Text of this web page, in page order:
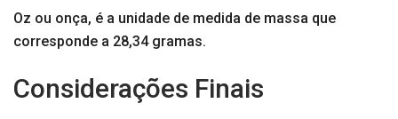
Oz ou onça, é a unidade de medida de massa que
corresponde a 28,34 gramas.
Considerações Finais